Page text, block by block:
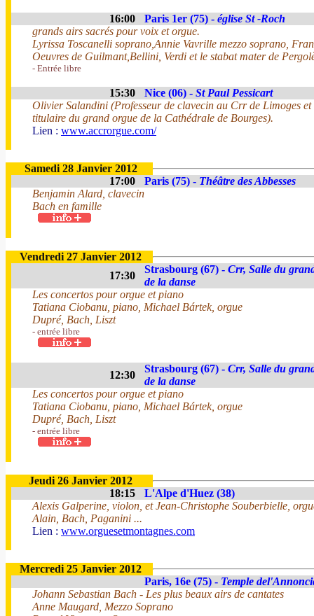
16:00 Paris 1er (75) - église St -Roch
grands airs sacrés pour voix et orgue.
Lyrissa Toscanelli soprano,Annie Vavrille mezzo soprano,
Oeuvres de Guilmant,Bellini, Verdi et le stabat mater de
- Entrée libre
15:30 Nice (06) - St Paul Pessicart
Olivier Salandini (Professeur de clavecin au Crr de Limoges et
titulaire du grand orgue de la Cathédrale de Bourges).
Lien : www.accrorgue.com/
Samedi 28 Janvier 2012
17:00
Paris (75) - Théâtre des Abbesses
Benjamin Alard, clavecin
Bach en famille
Vendredi 27 Janvier 2012
17:30
Strasbourg (67) - Crr, Salle du
de la danse
Les concertos pour orgue et piano
Tatiana Ciobanu, piano, Michael Bártek, orgue
Dupré, Bach, Liszt
- entrée libre
12:30
Strasbourg (67) - Crr, Salle du
de la danse
Les concertos pour orgue et piano
Tatiana Ciobanu, piano, Michael Bártek, orgue
Dupré, Bach, Liszt
- entrée libre
Jeudi 26 Janvier 2012
18:15
L'Alpe d'Huez (38)
Alexis Galperine, violon, et Jean-Christophe Souberbielle,
Alain, Bach, Paganini ...
Lien : www.orguesetmontagnes.com
Mercredi 25 Janvier 2012
Paris, 16e (75) - Temple
Johann Sebastian Bach - Les plus beaux airs de cantates
Anne Maugard, Mezzo Soprano